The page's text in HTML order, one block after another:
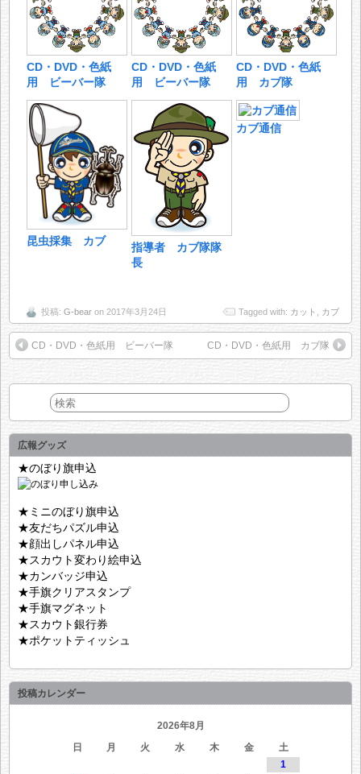
CD・DVD・色紙
用 ビーバー隊
CD・DVD・色紙
用 ビーバー隊
CD・DVD・色紙
用 カブ隊
昆虫採集 カブ
指導者 カブ隊隊
長
カブ通信
投稿: G-bear on 2017年3月24日 Tagged with: カット カブ
CD・DVD・色紙用 ビーバー隊 CD・DVD・色紙用 カブ隊
広報グッズ
★のぼり旗申込
★ミニのぼり旗申込
★友だちパズル申込
★顔出しパネル申込
★スカウト変わり絵申込
★カンバッジ申込
★手旗クリアスタンプ
★手旗マグネット
★スカウト銀行券
★ポケットティッシュ
投稿カレンダー
2026年8月
日
月 火 水 木 金
土
1